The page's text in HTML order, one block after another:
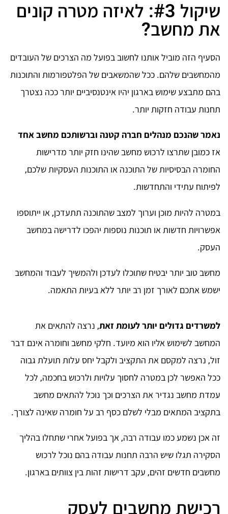
שיקול #3: לאיזה מטרה קונים
את מחשב?
הסעיף הזה מוביל אותנו לחשוב בפועל מה הצרכים של העובדים
מהמחשבים שלהם. ככל שהמשאבים של הפלטפורמות והתוכנות
בהם מתבצע שימוש בארגון יהיו אינטנסיביים יותר ככה נצטרך
תחנות עבודה חזקות יותר.
נאמר שהנכם מנהלים חברה קטנה וברשותכם מחשב אחד
אז כמובן שתרצו לרכוש מחשב שהינו חזק יותר מדרישות
החומרה הבסיסיות של התוכנה או התוכנות העסקיות שלכם,
לפיתוח עתידי והתחדשות.
במטרה להיות מוכן וערוך למצב שהתוכנה תתעדכן, או ייתוספו
אפשרויות חדשות או תוכנות נוספות יהפכו לדרישה במחשב
העסק.
מחשב טוב יותר יבטיח שתוכלו לעדכן ולהמשיך לעבוד והמחשב
ישמש אתכם לאורך זמן רב יותר ללא בעיות התאמה.
למשרדים גדולים יותר לעומת זאת, נרצה להתאים את
המחשב לשימוש אליו הוא מיועד. חלקי מחשב וחומרה אינם דבר
זול, נרצה למקסם את התקציב ולקבל יחס עלות תועלת גבוה
ככל האפשר לכן במטרה לחסוך עלויות ולרכוש בחכמה, לכל
עמדת מחשב נגדיר את הצרכים וכך נוכל להתאים מחשב
בתקציב המתאים מבלי לשלם כסף רב על חומרה שאינה לצורך.
זה אכן נשמע כמו עבודה רבה, אך בפועל אחרי שתחלו בהליך
הסקירה תגלו שיש הרבה תחנות עבודה בהם נוכל לרכוש
מחשבים חדשים זהים, עקב דרישות זהות בין צוותים בארגון.
רכישת מחשבים לעסק